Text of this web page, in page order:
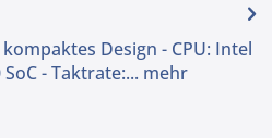
Design - CPU: Intel
- Taktrate:... mehr